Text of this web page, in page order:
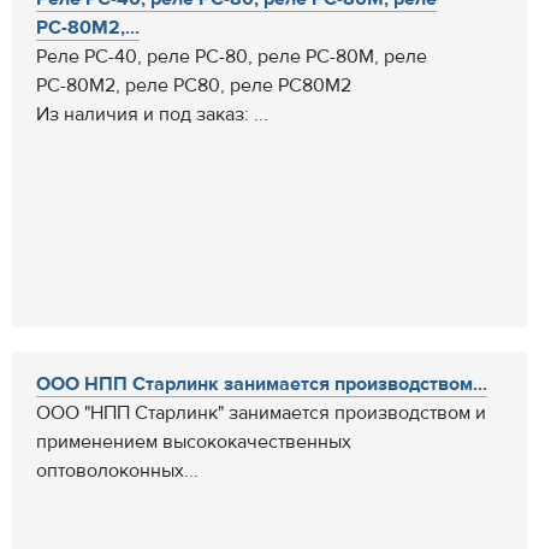
РС-80М2,...
Реле РС-40, реле РС-80, реле РС-80М, реле
РС-80М2, реле РС80, реле РС80М2
Из наличия и под заказ: ...
ООО НПП Старлинк занимается производством...
ООО "НПП Старлинк" занимается производством и
применением высококачественных
оптоволоконных...